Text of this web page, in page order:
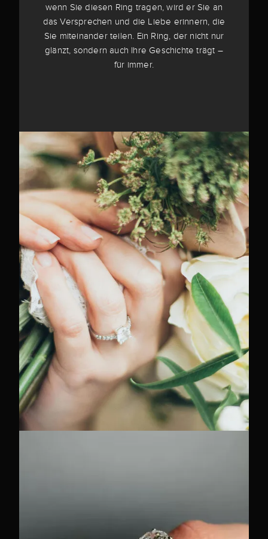
wenn Sie diesen Ring tragen, wird er Sie an
das Versprechen und die Liebe erinnern, die
Sie miteinander teilen. Ein Ring, der nicht nur
glänzt, sondern auch Ihre Geschichte trägt –
für immer.